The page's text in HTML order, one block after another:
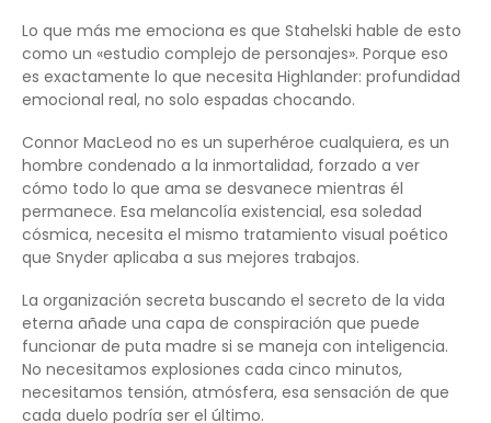
Lo que más me emociona es que Stahelski hable de esto
como un «estudio complejo de personajes». Porque eso
es exactamente lo que necesita Highlander: profundidad
emocional real, no solo espadas chocando.
Connor MacLeod no es un superhéroe cualquiera, es un
hombre condenado a la inmortalidad, forzado a ver
cómo todo lo que ama se desvanece mientras él
permanece. Esa melancolía existencial, esa soledad
cósmica, necesita el mismo tratamiento visual poético
que Snyder aplicaba a sus mejores trabajos.
La organización secreta buscando el secreto de la vida
eterna añade una capa de conspiración que puede
funcionar de puta madre si se maneja con inteligencia.
No necesitamos explosiones cada cinco minutos,
necesitamos tensión, atmósfera, esa sensación de que
cada duelo podría ser el último.